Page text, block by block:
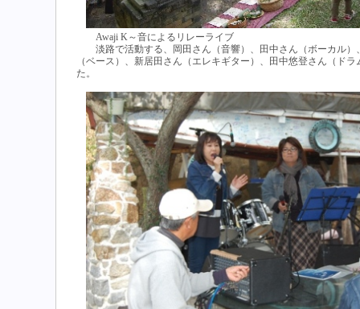
Awaji K～音によるリレーライブ
淡路で活動する、岡田さん（音響）、田中さん（ボーカル）
（ベース）、新居田さん（エレキギター）、田中悠登さん（ド
た。